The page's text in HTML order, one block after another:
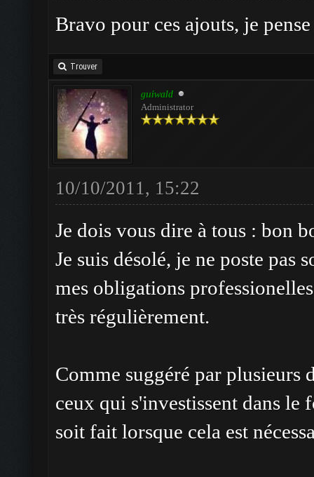
Bravo pour ces ajouts, je
Trouver
guiwald
Administrator
10/10/2011, 15:22
Je dois vous dire à tous : bon
Je suis désolé, je ne poste pas
mes obligations
très régulièrement.
Comme suggéré par plusieurs
ceux qui s'investissent dans
soit fait lorsque cela est